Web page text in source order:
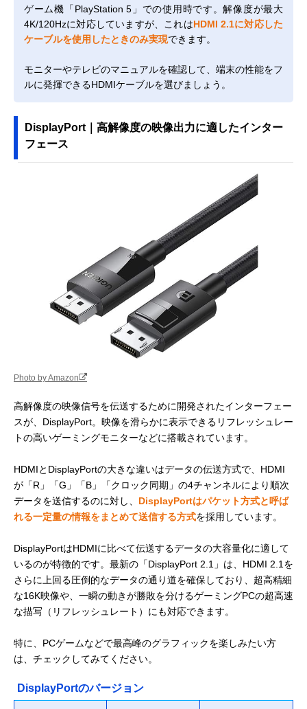
ゲーム機「PlayStation 5」での使用時です。解像度が最大
4K/120Hzに対応していますが、これはHDMI 2.1に対応した
ケーブルを使用したときのみ実現できます。
モニターやテレビのマニュアルを確認して、端末の性能をフ
ルに発揮できるHDMIケーブルを選びましょう。
DisplayPort｜高解像度の映像出力に適したインター
フェース
Photo by Amazon
高解像度の映像信号を伝送するために開発されたインターフェー
スが、DisplayPort。映像を滑らかに表示できるリフレッシュレー
トの高いゲーミングモニターなどに搭載されています。
HDMIとDisplayPortの大きな違いはデータの伝送方式で、HDMI
が「R」「G」「B」「クロック同期」の4チャンネルにより順次
データを送信するのに対し、 DisplayPortはパケット方式と呼ば
れる一定量の情報をまとめて送信する方式を採用しています。
DisplayPortはHDMIに比べて伝送するデータの大容量化に適して
いるのが特徴的です。最新の「DisplayPort 2.1」は、HDMI 2.1を
さらに上回る圧倒的なデータの通り道を確保しており、超高精細
な16K映像や、一瞬の動きが勝敗を分けるゲーミングPCの超高速
な描写（リフレッシュレート）にも対応できます。
特に、PCゲームなどで最高峰のグラフィックを楽しみたい方
は、チェックしてみてください。
DisplayPortのバージョン